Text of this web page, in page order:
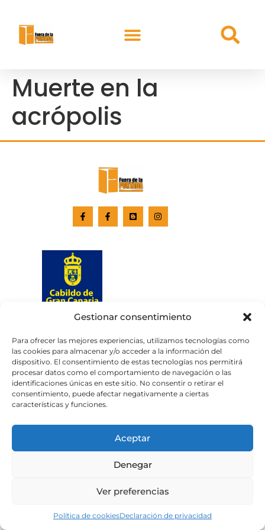
Gestionar consentimiento
Para ofrecer las mejores experiencias, utilizamos tecnologías como
las cookies para almacenar y/o acceder a la información del
dispositivo. El consentimiento de estas tecnologías nos permitirá
procesar datos como el comportamiento de navegación o las
identificaciones únicas en este sitio. No consentir o retirar el
consentimiento, puede afectar negativamente a ciertas
características y funciones.
Aceptar
Denegar
Ver preferencias
Política de cookiesDeclaración de privacidad
Muerte en la
acrópolis
Aviso legalPolítica de privacidad
Política de cookies
Portal de transparencia